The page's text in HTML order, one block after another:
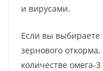
и вирусами.
Если вы выбираете
зернового
количестве омега-